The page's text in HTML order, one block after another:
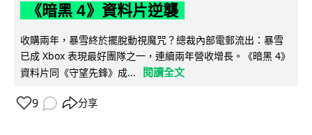
《暗黑 4》資料片逆襲
收購兩年，暴雪終於擺脫動視魔咒？總裁內部電郵流出：暴雪
已成 Xbox 表現最好團隊之一，連續兩年營收增長。《暗黑 4》
資料片同《守望先鋒》成...
閱讀全文
9 分享